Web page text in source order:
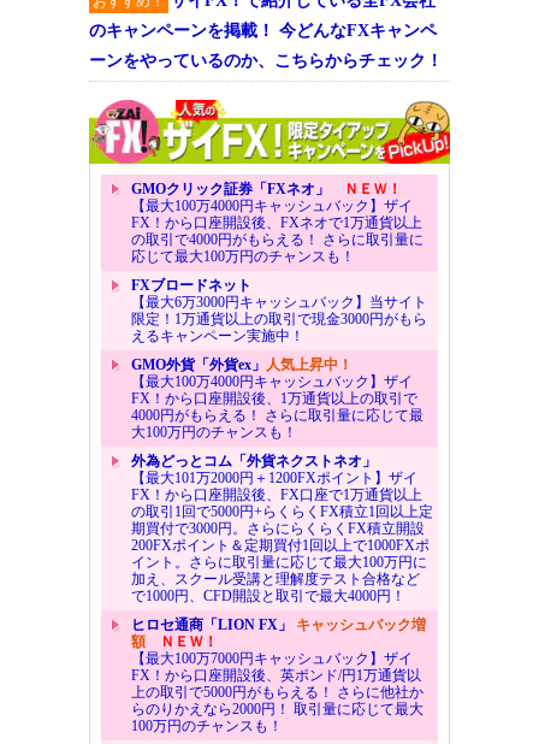
のキャンペーンを掲載！ 今どんなFXキャンペ
ーンをやっているのか、こちらからチェック！
GMOクリック証券「FXネオ」
ＮＥＷ！
【最大100万4000円キャッシュバック】ザイ
FX！から口座開設後、FXネオで1万通貨以上
の取引で4000円がもらえる！ さらに取引量に
応じて最大100万円のチャンスも！
FXブロードネット
【最大6万3000円キャッシュバック】当サイト
限定！1万通貨以上の取引で現金3000円がもら
えるキャンペーン実施中！
GMO外貨「外貨ex」 人気上昇中！
【最大100万4000円キャッシュバック】ザイ
FX！から口座開設後、1万通貨以上の取引で
4000円がもらえる！ さらに取引量に応じて最
大100万円のチャンスも！
外為どっとコム「外貨ネクストネオ」
【最大101万2000円＋1200FXポイント】ザイ
FX！から口座開設後、FX口座で1万通貨以上
の取引1回で5000円+らくらくFX積立1回以上定
期買付で3000円。さらにらくらくFX積立開設
200FXポイント＆定期買付1回以上で1000FXポ
イント。さらに取引量に応じて最大100万円に
加え、スクール受講と理解度テスト合格など
で1000円、CFD開設と取引で最大4000円！
ヒロセ通商「LION FX」 キャッシュバック増
額ＮＥＷ！
【最大100万7000円キャッシュバック】ザイ
FX！から口座開設後、英ポンド/円1万通貨以
上の取引で5000円がもらえる！ さらに他社か
らのりかえなら2000円！ 取引量に応じて最大
100万円のチャンスも！